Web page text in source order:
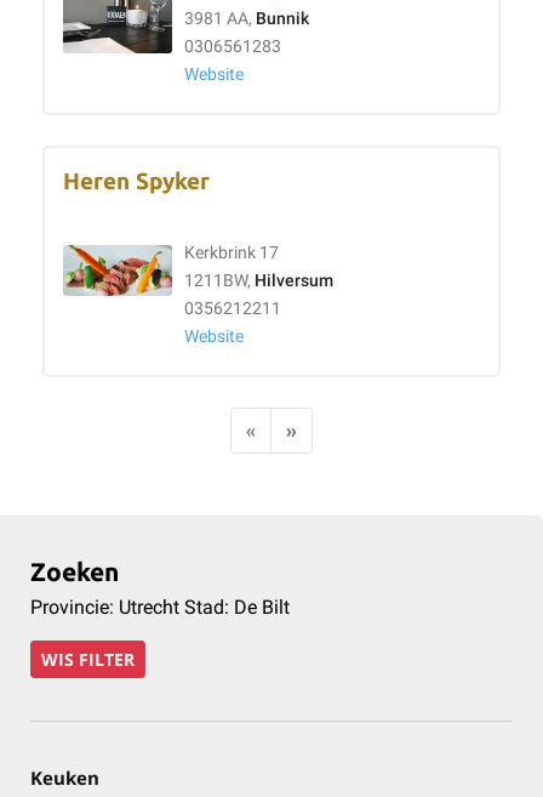
3981 AA, Bunnik
0306561283
Website
Heren Spyker
Kerkbrink 17
1211BW, Hilversum
0356212211
Website
« »
Zoeken
Provincie: Utrecht Stad: De Bilt
WIS FILTER
Keuken